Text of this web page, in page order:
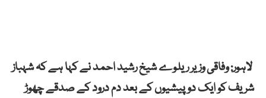
لاہور: وفاقی وزیر ریلوے شیخ رشید احمد نے کہا ہے کہ شہباز
شریف کو ایک دو پیشیوں کے بعد دم درود کے صدقے چھوڑ